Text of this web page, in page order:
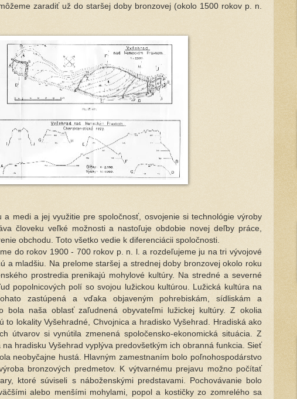
zaradiť už do staršej doby bronzovej (okolo 1500 rokov p. n.
a medi a jej využitie pre spoločnosť, osvojenie si technológie výroby
človeku veľké možnosti a nastoľuje obdobie novej deľby práce,
obchodu. Toto všetko vedie k diferenciácii spoločnosti.
do rokov 1900 - 700 rokov p. n. l. a rozdeľujeme ju na tri vývojové
a mladšiu. Na prelome staršej a strednej doby bronzovej okolo roku
prostredia prenikajú mohylové kultúry. Na stredné a severné
popolnicových polí so svojou lužickou kultúrou. Lužická kultúra na
zastúpená a vďaka objaveným pohrebiskám, sídliskám a
bola naša oblasť zaľudnená obyvateľmi lužickej kultúry. Z okolia
to lokality Vyšehradné, Chvojnica a hradisko Vyšehrad. Hradiská ako
útvarov si vynútila zmenená spoločensko-ekonomická situácia. Z
hradisku Vyšehrad vyplýva predovšetkým ich obranná funkcia. Sieť
neobyčajne hustá. Hlavným zamestnaním bolo poľnohospodárstvo
bronzových predmetov. K výtvarnému prejavu možno počítať
ktoré súviseli s náboženskými predstavami. Pochovávanie bolo
alebo menšími mohylami, popol a kostičky zo zomrelého sa